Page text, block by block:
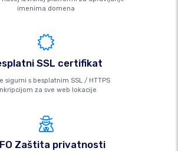
imenima domena
SSL certifikat
sigurni s besplatnim SSL / HTTPS
za sve web lokacije
Zaštita privatnosti